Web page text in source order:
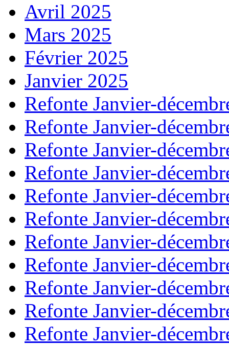
Avril 2025
Mars 2025
Février 2025
Janvier 2025
Refonte Janvier-
Refonte Janvier-
Refonte Janvier-
Refonte Janvier-
Refonte Janvier-
Refonte Janvier-
Refonte Janvier-
Refonte Janvier-
Refonte Janvier-
Refonte Janvier-
Refonte Janvier-